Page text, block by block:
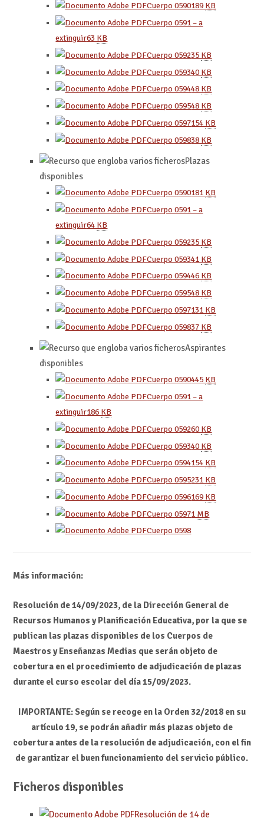
Cuerpo 0590189 KB
Cuerpo 0591 – a
extinguir63 KB
Cuerpo 059235 KB
Cuerpo 059340 KB
Cuerpo 059448 KB
Cuerpo 059548 KB
Cuerpo 0597154 KB
Cuerpo 059838 KB
Plazas
disponibles
Cuerpo 0590181 KB
Cuerpo 0591 – a
extinguir64 KB
Cuerpo 059235 KB
Cuerpo 059341 KB
Cuerpo 059446 KB
Cuerpo 059548 KB
Cuerpo 0597131 KB
Cuerpo 059837 KB
Aspirantes
disponibles
Cuerpo 0590445 KB
Cuerpo 0591 – a
extinguir186 KB
Cuerpo 059260 KB
Cuerpo 059340 KB
Cuerpo 0594154 KB
Cuerpo 0595231 KB
Cuerpo 0596169 KB
Cuerpo 05971 MB
Cuerpo 0598
Más información:
Resolución de 14/09/2023, de la Dirección General de
Recursos Humanos y Planificación Educativa, por la que se
publican las plazas disponibles de los Cuerpos de
Maestros y Enseñanzas Medias que serán objeto de
cobertura en el procedimiento de adjudicación de plazas
durante el curso escolar del día 15/09/2023.
IMPORTANTE: Según se recoge en la Orden 32/2018 en su
artículo 19, se podrán añadir más plazas objeto de
cobertura antes de la resolución de adjudicación, con el fin
de garantizar el buen funcionamiento del servicio público.
Ficheros disponibles
Resolución de 14 de